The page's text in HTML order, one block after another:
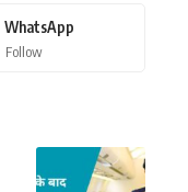
WhatsApp
Follow